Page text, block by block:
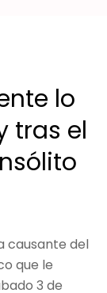
lo
tras el
causante del
que le
3 de